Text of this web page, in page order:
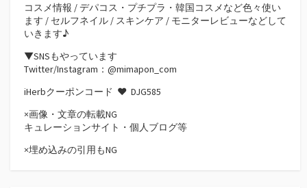
コスメ情報 / デパコス・プチプラ・韓国コスメなど色々使い
ます / セルフネイル / スキンケア / モニターレビューなどして
いきます♪
▼SNSもやっています
Twitter/Instagram：@mimapon_com
iHerbクーポンコード ♥ DJG585
×画像・文章の転載NG
キュレーションサイト・個人ブログ等
×埋め込みの引用もNG